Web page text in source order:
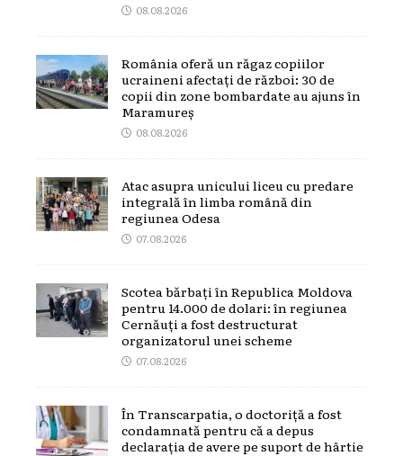
08.08.2026
România oferă un răgaz copiilor
ucraineni afectați de război: 30 de
copii din zone bombardate au ajuns în
Maramureș
08.08.2026
Atac asupra unicului liceu cu predare
integrală în limba română din
regiunea Odesa
07.08.2026
Scotea bărbați în Republica Moldova
pentru 14.000 de dolari: în regiunea
Cernăuți a fost destructurat
organizatorul unei scheme
07.08.2026
În Transcarpatia, o doctoriță a fost
condamnată pentru că a depus
declarația de avere pe suport de hârtie